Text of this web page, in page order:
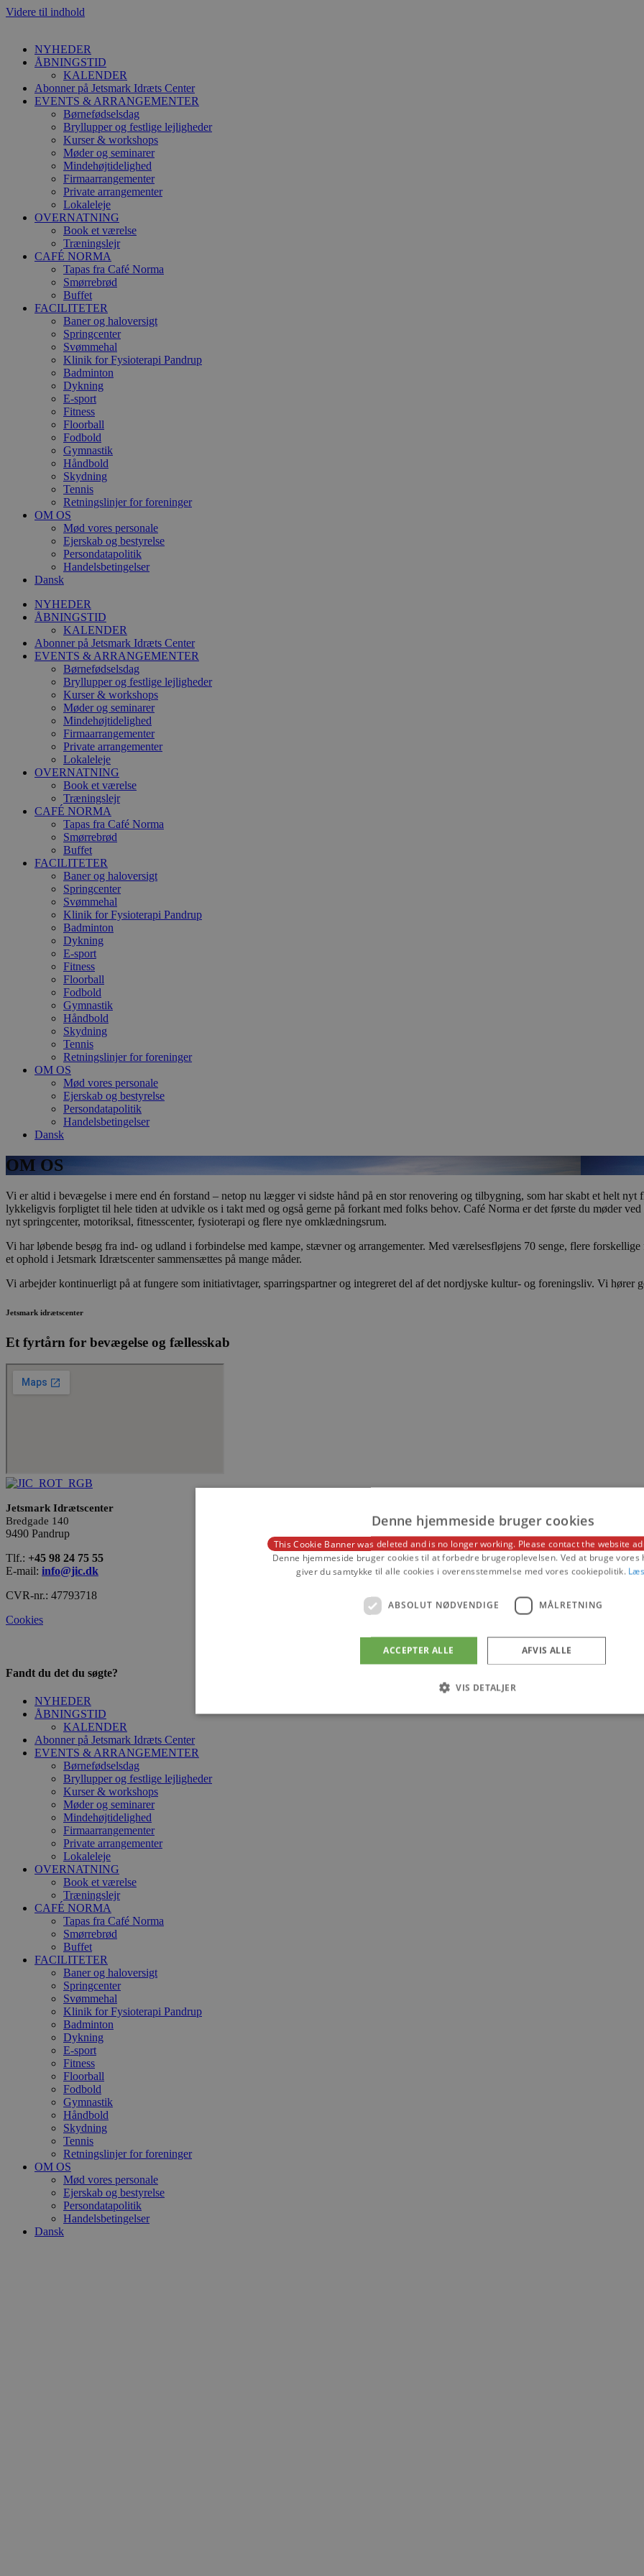
Videre til indhold
NYHEDER
ÅBNINGSTID
KALENDER
Abonner på Jetsmark Idræts Center
EVENTS & ARRANGEMENTER
Børnefødselsdag
Bryllupper og festlige lejligheder
Kurser & workshops
Møder og seminarer
Mindehøjtidelighed
Firmaarrangementer
Private arrangementer
Lokaleleje
OVERNATNING
Book et værelse
Træningslejr
CAFÉ NORMA
Tapas fra Café Norma
Smørrebrød
Buffet
FACILITETER
Baner og haloversigt
Springcenter
Svømmehal
Klinik for Fysioterapi Pandrup
Badminton
Dykning
E-sport
Fitness
Floorball
Fodbold
Gymnastik
Håndbold
Skydning
Tennis
Retningslinjer for foreninger
OM OS
Mød vores personale
Ejerskab og bestyrelse
Persondatapolitik
Handelsbetingelser
Dansk
NYHEDER
ÅBNINGSTID
KALENDER
Abonner på Jetsmark Idræts Center
EVENTS & ARRANGEMENTER
Børnefødselsdag
Bryllupper og festlige lejligheder
Kurser & workshops
Møder og seminarer
Mindehøjtidelighed
Firmaarrangementer
Private arrangementer
Lokaleleje
OVERNATNING
Book et værelse
Træningslejr
CAFÉ NORMA
Tapas fra Café Norma
Smørrebrød
Buffet
FACILITETER
Baner og haloversigt
Springcenter
Svømmehal
Klinik for Fysioterapi Pandrup
Badminton
Dykning
E-sport
Fitness
Floorball
Fodbold
Gymnastik
Håndbold
Skydning
Tennis
Retningslinjer for foreninger
OM OS
Mød vores personale
Ejerskab og bestyrelse
Persondatapolitik
Handelsbetingelser
Dansk
OM OS
Vi er altid i bevægelse i mere end én forstand – netop nu lægger vi sidste hånd på en stor renovering og tilbygning, som har skabt et helt
lykkeligvis forpligtet til hele tiden at udvikle os i takt med og også gerne på forkant med folks behov. Café Norma er det første du møder
nyt springcenter, motoriksal, fitnesscenter, fysioterapi og flere nye omklædningsrum.
Vi har løbende besøg fra ind- og udland i forbindelse med kampe, stævner og arrangementer. Med værelsesfløjens 70 senge, flere
et ophold i Jetsmark Idrætscenter sammensættes på mange måder.
Vi arbejder kontinuerligt på at fungere som initiativtager, sparringspartner og integreret del af det nordjyske kultur- og foreningsliv. Vi hører
Jetsmark idrætscenter
Et fyrtårn for bevægelse og fællesskab
Jetsmark Idrætscenter
Bredgade 140
9490 Pandrup
Tlf.: +45 98 24 75 55
E-mail: info@jic.dk
CVR-nr.: 47793718
Cookies
Fandt du det du søgte?
NYHEDER
ÅBNINGSTID
KALENDER
Abonner på Jetsmark Idræts Center
EVENTS & ARRANGEMENTER
Børnefødselsdag
Bryllupper og festlige lejligheder
Kurser & workshops
Møder og seminarer
Mindehøjtidelighed
Firmaarrangementer
Private arrangementer
Lokaleleje
OVERNATNING
Book et værelse
Træningslejr
CAFÉ NORMA
Tapas fra Café Norma
Smørrebrød
Buffet
FACILITETER
Baner og haloversigt
Springcenter
Svømmehal
Klinik for Fysioterapi Pandrup
Badminton
Dykning
E-sport
Fitness
Floorball
Fodbold
Gymnastik
Håndbold
Skydning
Tennis
Retningslinjer for foreninger
OM OS
Mød vores personale
Ejerskab og bestyrelse
Persondatapolitik
Handelsbetingelser
Dansk
Denne hjemmeside bruger cookies
This Cookie Banner was deleted and is no longer working. Please contact the website
Denne hjemmeside bruger cookies til at forbedre brugeroplevelsen. Ved at bruge vores
giver du samtykke til alle cookies i overensstemmelse med vores cookiepolitik.
ABSOLUT NØDVENDIGE MÅLRETNING
ACCEPTER ALLE AFVIS ALLE
VIS DETALJER